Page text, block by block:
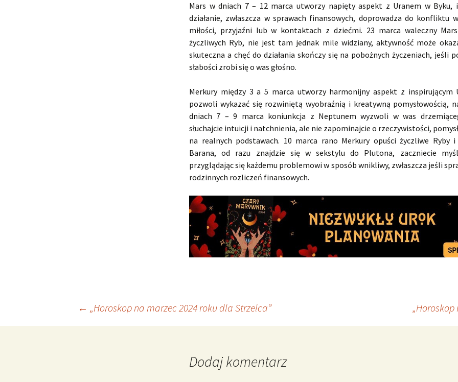
Mars w dniach 7 – 12 marca utworzy napięty aspekt z Uranem w Byku,
działanie, zwłaszcza w sprawach finansowych, doprowadza do konfliktu
miłości, przyjaźni lub w kontaktach z dziećmi. 23 marca waleczny
życzliwych Ryb, nie jest tam jednak mile widziany, aktywność może
skuteczna a chęć do działania skończy się na pobożnych życzeniach, jeśli
słabości zrobi się o was głośno.
Merkury między 3 a 5 marca utworzy harmonijny aspekt z inspirującym
pozwoli wykazać się rozwiniętą wyobraźnią i kreatywną pomysłowością,
dniach 7 – 9 marca koniunkcja z Neptunem wyzwoli w was
słuchajcie intuicji i natchnienia, ale nie zapominajcie o rzeczywistości,
na realnych podstawach. 10 marca rano Merkury opuści życzliwe Ryby
Barana, od razu znajdzie się w sekstylu do Plutona, zaczniecie
przyglądając się każdemu problemowi w sposób wnikliwy, zwłaszcza jeśli
rodzinnych rozliczeń finansowych.
Nawigacja
← „Horoskop na marzec 2024 roku dla Strzelca”
Dodaj komentarz